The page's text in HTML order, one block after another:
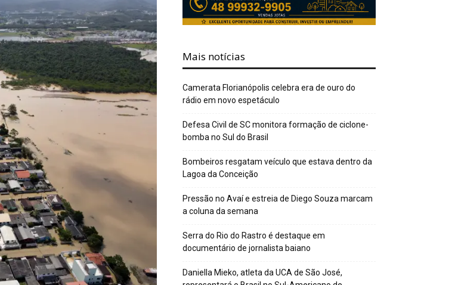
Mais notícias
Camerata Florianópolis celebra era de ouro do
rádio em novo espetáculo
Defesa Civil de SC monitora formação de ciclone-
bomba no Sul do Brasil
Bombeiros resgatam veículo que estava dentro da
Lagoa da Conceição
Pressão no Avaí e estreia de Diego Souza marcam
a coluna da semana
Serra do Rio do Rastro é destaque em
documentário de jornalista baiano
Daniella Mieko, atleta da UCA de São José,